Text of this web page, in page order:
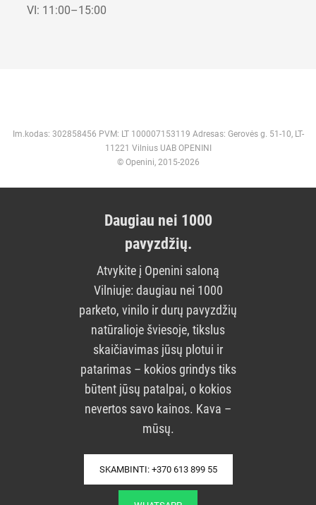
VI: 11:00–15:00
Im.kodas: 302858456 PVM: LT 100007153119 Adresas: Gerovės g. 51-10, LT-
11221 Vilnius UAB OPENINI
© Openini, 2015-2026
Daugiau nei 1000
pavyzdžių.
Atvykite į Openini saloną
Vilniuje: daugiau nei 1000
parketo, vinilo ir durų pavyzdžių
natūralioje šviesoje, tikslus
skaičiavimas jūsų plotui ir
patarimas – kokios grindys tiks
būtent jūsų patalpai, o kokios
nevertos savo kainos. Kava –
mūsų.
SKAMBINTI: +370 613 899 55